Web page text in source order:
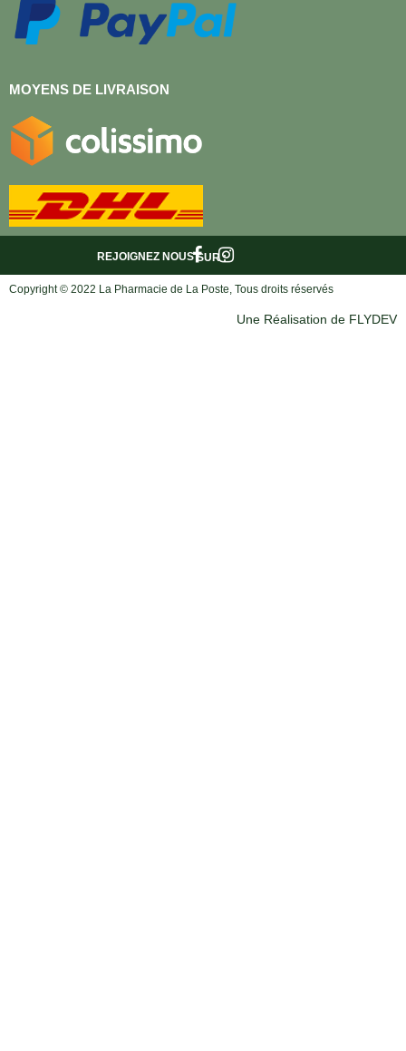
MOYENS DE LIVRAISON
SUR :
REJOIGNEZ NOUS
Copyright © 2022 La Pharmacie de La Poste, Tous droits réservés
Une Réalisation de FLYDEV